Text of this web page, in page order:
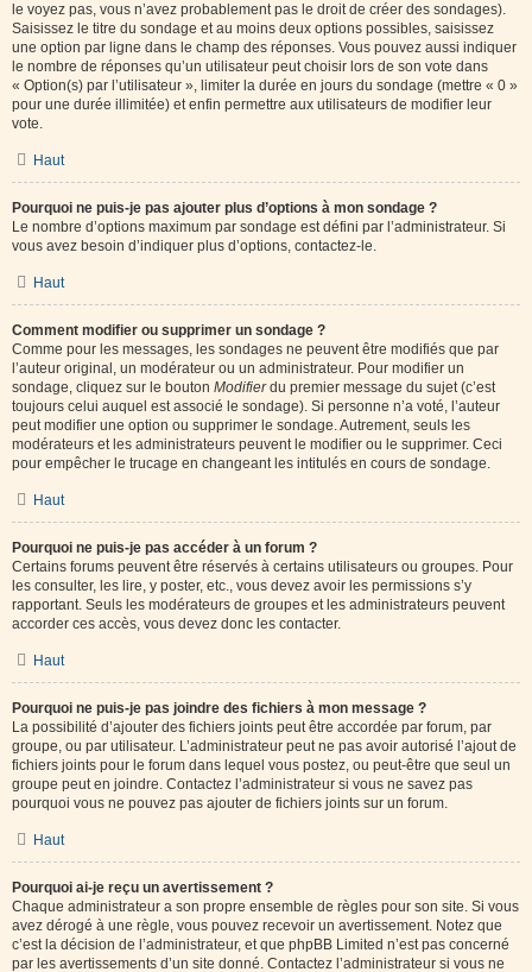
le voyez pas, vous n’avez probablement pas le droit de créer des sondages).
Saisissez le titre du sondage et au moins deux options possibles, saisissez
une option par ligne dans le champ des réponses. Vous pouvez aussi indiquer
le nombre de réponses qu’un utilisateur peut choisir lors de son vote dans
« Option(s) par l’utilisateur », limiter la durée en jours du sondage (mettre « 0 »
pour une durée illimitée) et enfin permettre aux utilisateurs de modifier leur
vote.
Haut
Pourquoi ne puis-je pas ajouter plus d’options à mon sondage ?
Le nombre d’options maximum par sondage est défini par l’administrateur. Si
vous avez besoin d’indiquer plus d’options, contactez-le.
Haut
Comment modifier ou supprimer un sondage ?
Comme pour les messages, les sondages ne peuvent être modifiés que par
l’auteur original, un modérateur ou un administrateur. Pour modifier un
sondage, cliquez sur le bouton Modifierdu premier message du sujet (c’est
toujours celui auquel est associé le sondage). Si personne n’a voté, l’auteur
peut modifier une option ou supprimer le sondage. Autrement, seuls les
modérateurs et les administrateurs peuvent le modifier ou le supprimer. Ceci
pour empêcher le trucage en changeant les intitulés en cours de sondage.
Haut
Pourquoi ne puis-je pas accéder à un forum ?
Certains forums peuvent être réservés à certains utilisateurs ou groupes. Pour
les consulter, les lire, y poster, etc., vous devez avoir les permissions s’y
rapportant. Seuls les modérateurs de groupes et les administrateurs peuvent
accorder ces accès, vous devez donc les contacter.
Haut
Pourquoi ne puis-je pas joindre des fichiers à mon message ?
La possibilité d’ajouter des fichiers joints peut être accordée par forum, par
groupe, ou par utilisateur. L’administrateur peut ne pas avoir autorisé l’ajout de
fichiers joints pour le forum dans lequel vous postez, ou peut-être que seul un
groupe peut en joindre. Contactez l’administrateur si vous ne savez pas
pourquoi vous ne pouvez pas ajouter de fichiers joints sur un forum.
Haut
Pourquoi ai-je reçu un avertissement ?
Chaque administrateur a son propre ensemble de règles pour son site. Si vous
avez dérogé à une règle, vous pouvez recevoir un avertissement. Notez que
c’est la décision de l’administrateur, et que phpBB Limited n’est pas concerné
par les avertissements d’un site donné. Contactez l’administrateur si vous ne